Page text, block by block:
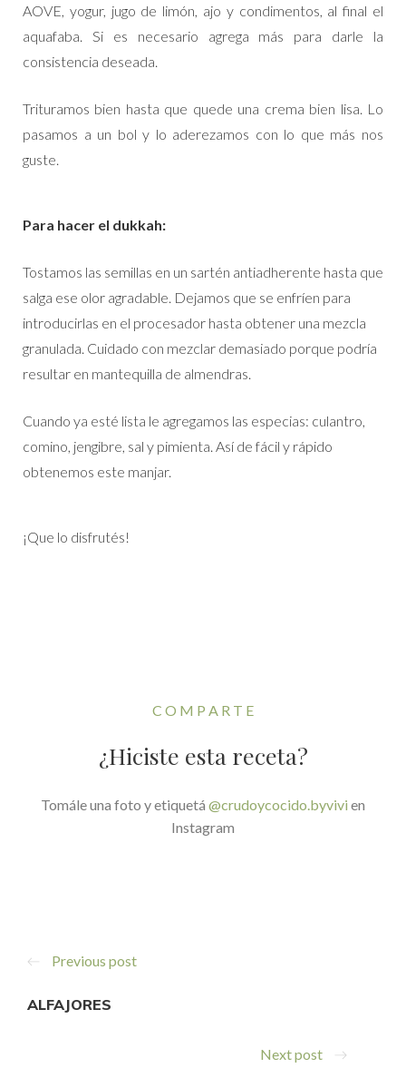
AOVE, yogur, jugo de limón, ajo y condimentos, al final el
aquafaba. Si es necesario agrega más para darle la
consistencia deseada.
Trituramos bien hasta que quede una crema bien lisa. Lo
pasamos a un bol y lo aderezamos con lo que más nos
guste.
Para hacer el dukkah:
Tostamos las semillas en un sartén antiadherente hasta que
salga ese olor agradable. Dejamos que se enfríen para
introducirlas en el procesador hasta obtener una mezcla
granulada. Cuidado con mezclar demasiado porque podría
resultar en mantequilla de almendras.
Cuando ya esté lista le agregamos las especias: culantro,
comino, jengibre, sal y pimienta. Así de fácil y rápido
obtenemos este manjar.
¡Que lo disfrutés!
C O M P A R T E
¿Hiciste esta receta?
Tomále una foto y etiquetá @crudoycocido.byvivi en
Instagram
Previous post
ALFAJORES
Next post